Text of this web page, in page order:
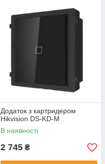
Додаток з картридером
Hikvision DS-KD-M
В наявності
2 745 ₴